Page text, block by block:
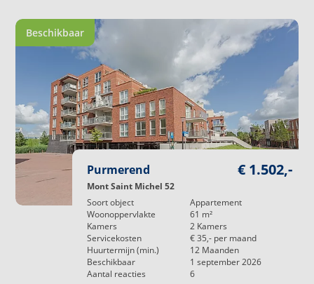
Beschikbaar
Purmerend
Mont Saint Michel 52
€ 1.502,-
Soort object
Appartement
Woonoppervlakte
61 m²
Kamers
2 Kamers
Servicekosten
€ 35,- per maand
Huurtermijn (min.)
12 Maanden
Beschikbaar
1 september 2026
Aantal reacties
6